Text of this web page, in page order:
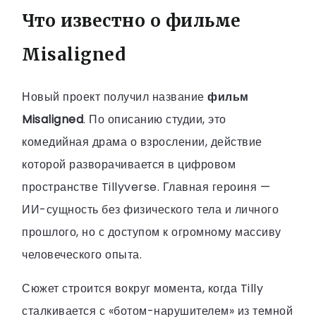
Что известно о фильме
Misaligned
Новый проект получил название фильм
Misaligned. По описанию студии, это
комедийная драма о взрослении, действие
которой разворачивается в цифровом
пространстве Tillyverse. Главная героиня —
ИИ-сущность без физического тела и личного
прошлого, но с доступом к огромному массиву
человеческого опыта.
Сюжет строится вокруг момента, когда Tilly
сталкивается с «ботом-нарушителем» из темной